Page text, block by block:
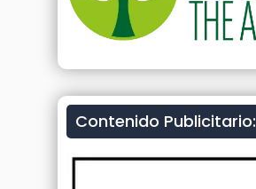
Contenido Publicitario: